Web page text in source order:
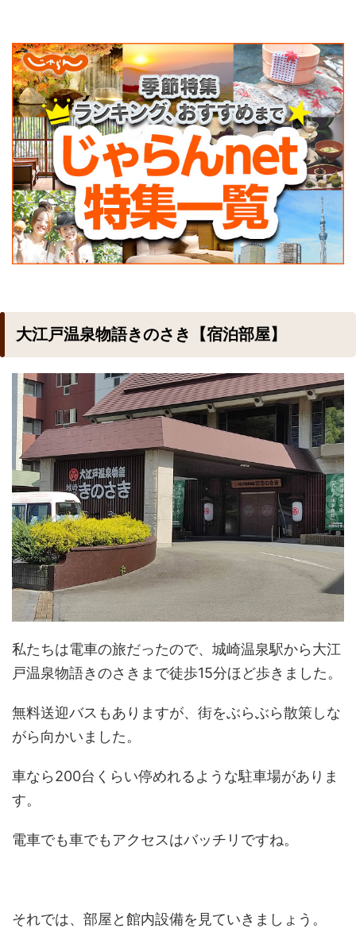
大江戸温泉物語きのさき【宿泊部屋】
私たちは電車の旅だったので、城崎温泉駅から大江
戸温泉物語きのさきまで徒歩15分ほど歩きました。
無料送迎バスもありますが、街をぶらぶら散策しな
がら向かいました。
車なら200台くらい停めれるような駐車場がありま
す。
電車でも車でもアクセスはバッチリですね。
それでは、部屋と館内設備を見ていきましょう。